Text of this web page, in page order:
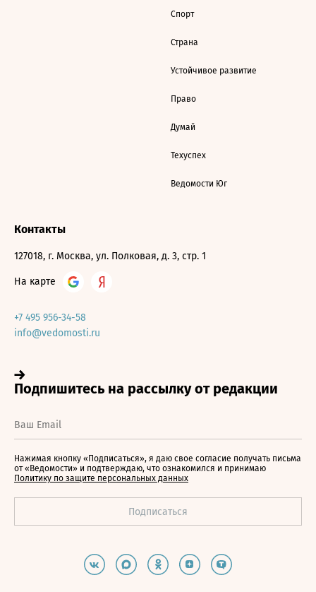
Спорт
Страна
Устойчивое развитие
Право
Думай
Техуспех
Ведомости Юг
Контакты
127018, г. Москва, ул. Полковая, д. 3, стр. 1
На карте
+7 495 956-34-58
info@vedomosti.ru
Нажимая кнопку «Подписаться», я даю свое согласие получать письма
от «Ведомости» и подтверждаю, что ознакомился и принимаю
Политику по защите персональных данных